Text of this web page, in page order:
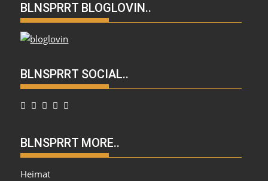
BLNSPRRT BLOGLOVIN..
BLNSPRRT SOCIAL..
BLNSPRRT MORE..
Heimat